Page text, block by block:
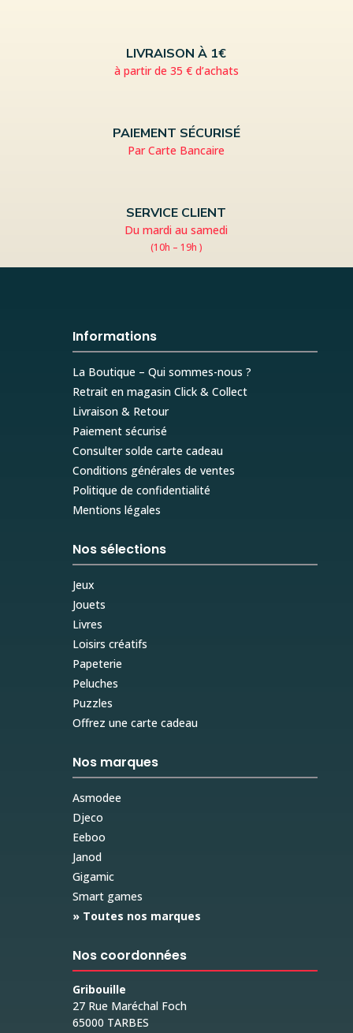
LIVRAISON À 1€
à partir de 35 € d’achats
PAIEMENT SÉCURISÉ
Par Carte Bancaire
SERVICE CLIENT
Du mardi au samedi
(10h – 19h )
Informations
La Boutique – Qui sommes-nous ?
Retrait en magasin Click & Collect
Livraison & Retour
Paiement sécurisé
Consulter solde carte cadeau
Conditions générales de ventes
Politique de confidentialité
Mentions légales
Nos sélections
Jeux
Jouets
Livres
Loisirs créatifs
Papeterie
Peluches
Puzzles
Offrez une carte cadeau
Nos marques
Asmodee
Djeco
Eeboo
Janod
Gigamic
Smart games
» Toutes nos marques
Nos coordonnées
Gribouille
27 Rue Maréchal Foch
65000 TARBES